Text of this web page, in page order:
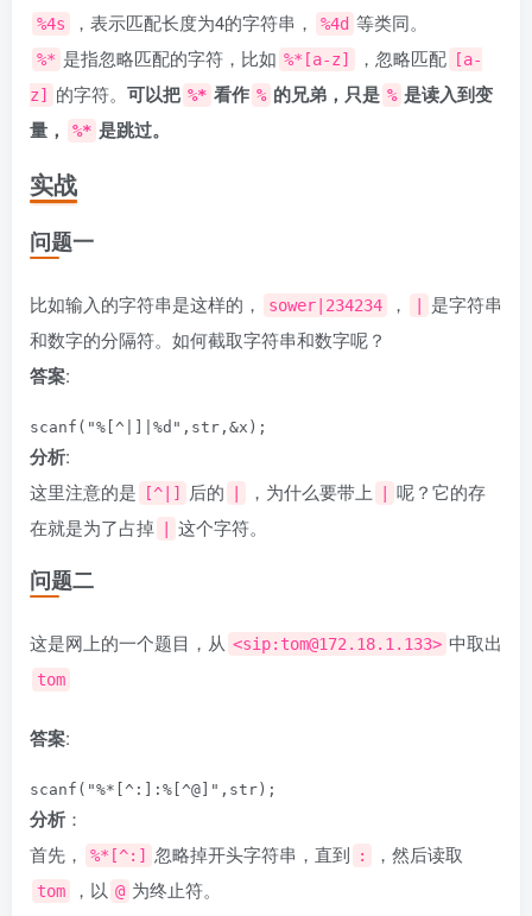
%4s ，表示匹配长度为4的字符串， %4d 等类同。
%* 是指忽略匹配的字符，比如 %*[a-z] ，忽略匹配
[a-
z]
的字符。 可以把 %* 看作 % 的兄弟，只是 % 是读入到变
量，
%* 是跳过。
实战
问题一
比如输入的字符串是这样的， sower|234234 ，
是字符串
和数字的分隔符。如何截取字符串和数字呢？
答案:
分析:
这里注意的是
[^|] 后的 ，为什么要带上
呢？它的存
在就是为了占掉
这个字符。
问题二
这是网上的一个题目，从 <sip:tom@172.18.1.133> 中取出
tom
答案:
分析 ：
首先，
%*[^:] 忽略掉开头字符串，直到 : ，然后读取
tom ，以 @ 为终止符。